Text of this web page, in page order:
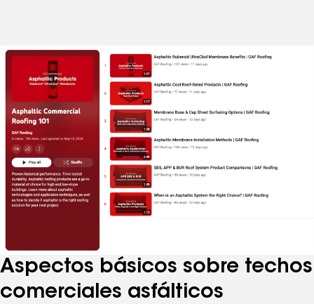
Aspectos básicos sobre techos
comerciales asfálticos